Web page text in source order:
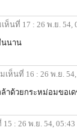
ห็นที่ 17 : 26 พ.ย. 54,
นนาน
เห็นที่ 16 : 26 พ.ย.
าด้วยกระหม่อมขอ
: 26 พ.ย. 54, 05:43